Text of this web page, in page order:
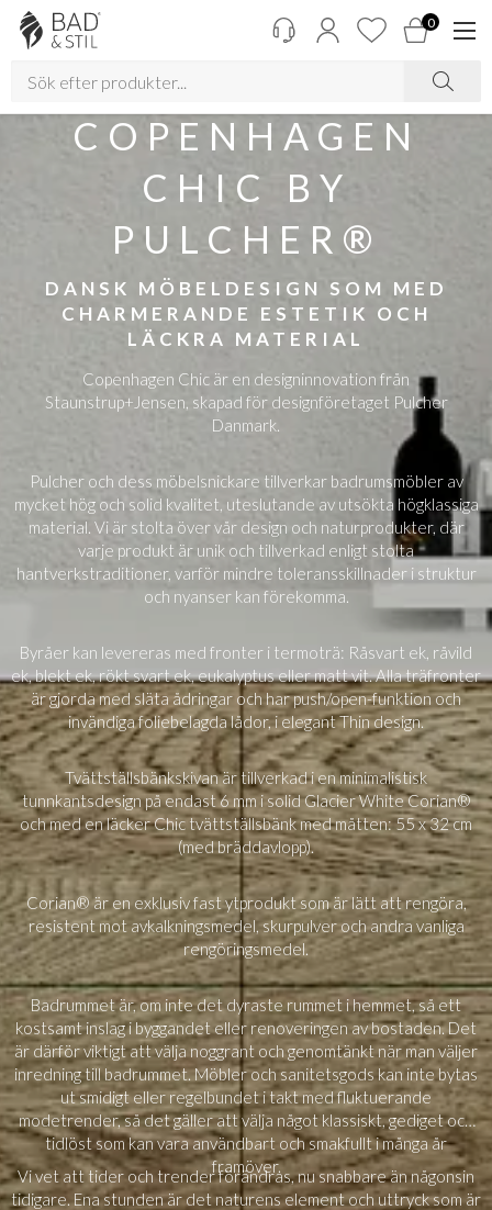
0
COPENHAGEN
CHIC BY
PULCHER®
DANSK MÖBELDESIGN SOM MED
CHARMERANDE ESTETIK OCH
LÄCKRA MATERIAL
Copenhagen Chic är en designinnovation från
Staunstrup+Jensen, skapad för designföretaget Pulcher
Danmark.
Pulcher och dess möbelsnickare tillverkar badrumsmöbler av
mycket hög och solid kvalitet, uteslutande av utsökta högklassiga
material. Vi är stolta över vår design och naturprodukter, där
varje produkt är unik och tillverkad enligt stolta
hantverkstraditioner, varför mindre toleransskillnader i struktur
och nyanser kan förekomma.
Byråer kan levereras med fronter i termoträ: Råsvart ek, råvild
ek, blekt ek, rökt svart ek, eukalyptus eller matt vit. Alla träfronter
är gjorda med släta ådringar och har push/open-funktion och
invändiga foliebelagda lådor, i elegant Thin design.
Tvättställsbänkskivan är tillverkad i en minimalistisk
tunnkantsdesign på endast 6 mm i solid Glacier White Corian®
och med en läcker Chic tvättställsbänk med måtten: 55 x 32 cm
(med bräddavlopp).
Corian® är en exklusiv fast ytprodukt som är lätt att rengöra,
resistent mot avkalkningsmedel, skurpulver och andra vanliga
rengöringsmedel.
Badrummet är, om inte det dyraste rummet i hemmet, så ett
kostsamt inslag i byggandet eller renoveringen av bostaden. Det
är därför viktigt att välja noggrant och genomtänkt när man väljer
inredning till badrummet. Möbler och sanitetsgods kan inte bytas
ut smidigt eller regelbundet i takt med fluktuerande
modetrender, så det gäller att välja något klassiskt, gediget och
tidlöst som kan vara användbart och smakfullt i många år
framöver.
Vi vet att tider och trender förändras, nu snabbare än någonsin
tidigare. Ena stunden är det naturens element och uttryck som är